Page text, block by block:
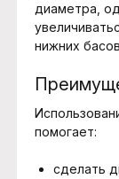
диаметра,
нижних
помогает:
сделать